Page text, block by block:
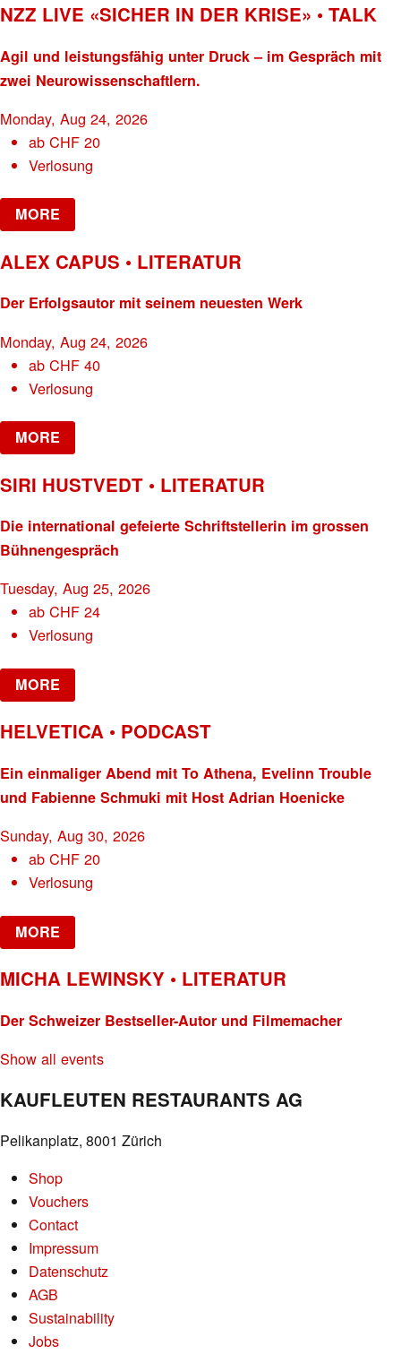
NZZ LIVE «SICHER IN DER KRISE» • TALK
Agil und leistungsfähig unter Druck – im Gespräch mit
zwei Neurowissenschaftlern.
Monday, Aug 24, 2026
abCHF 20
Verlosung
MORE
ALEX CAPUS • LITERATUR
Der Erfolgsautor mit seinem neuesten Werk
Monday, Aug 24, 2026
abCHF 40
Verlosung
MORE
SIRI HUSTVEDT • LITERATUR
Die international gefeierte Schriftstellerin im grossen
Bühnengespräch
Tuesday, Aug 25, 2026
abCHF 24
Verlosung
MORE
HELVETICA • PODCAST
Ein einmaliger Abend mit To Athena, Evelinn Trouble
und Fabienne Schmuki mit Host Adrian Hoenicke
Sunday, Aug 30, 2026
abCHF 20
Verlosung
MORE
MICHA LEWINSKY • LITERATUR
Der Schweizer Bestseller-Autor und Filmemacher
Show all events
KAUFLEUTEN RESTAURANTS AG
Pelikanplatz, 8001 Zürich
Shop
Vouchers
Contact
Impressum
Datenschutz
AGB
Sustainability
Jobs